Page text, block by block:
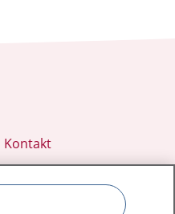
Kontakt